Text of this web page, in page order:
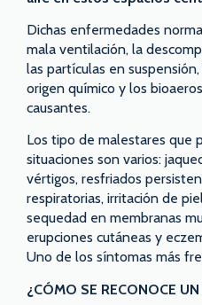
Dichas enfermedades
mala ventilación, la
las partículas en
origen químico y los
causantes.
Los tipo de malestares que
situaciones son varios:
vértigos, resfriados
respiratorias, irritación de
sequedad en membranas
erupciones cutáneas y
Uno de los síntomas más
¿CÓMO SE RECONOCE